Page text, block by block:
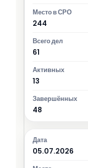
244
61
13
48
05.07.2026